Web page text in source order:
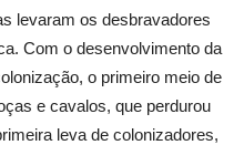
levaram os desbravadores
Com o desenvolvimento da
o primeiro meio de
e cavalos, que perdurou
leva de colonizadores,